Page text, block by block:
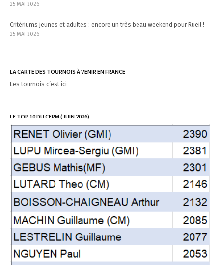
25 MAI 2026
Critériums jeunes et adultes : encore un très beau weekend pour Rueil !
25 MAI 2026
LA CARTE DES TOURNOIS À VENIR EN FRANCE
Les tournois c’est ici
LE TOP 10 DU CERM (JUIN 2026)